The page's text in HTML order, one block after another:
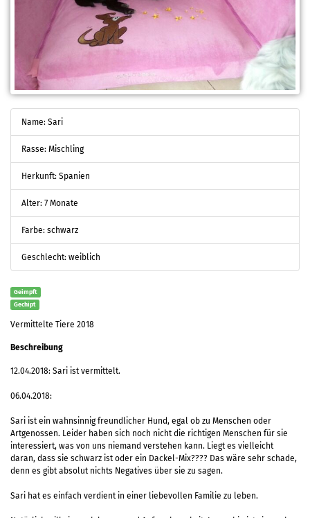
Name: Sari
Rasse: Mischling
Herkunft: Spanien
Alter: 7 Monate
Farbe: schwarz
Geschlecht: weiblich
Geimpft
Gechipt
Vermittelte Tiere 2018
Beschreibung
12.04.2018: Sari ist vermittelt.
06.04.2018:
Sari ist ein wahnsinnig freundlicher Hund, egal ob zu Menschen oder
Artgenossen. Leider haben sich noch nicht die richtigen Menschen für sie
interessiert, was von uns niemand verstehen kann. Liegt es vielleicht
daran, dass sie schwarz ist oder ein Dackel-Mix???? Das wäre sehr schade,
denn es gibt absolut nichts Negatives über sie zu sagen.
Sari hat es einfach verdient in einer liebevollen Familie zu leben.